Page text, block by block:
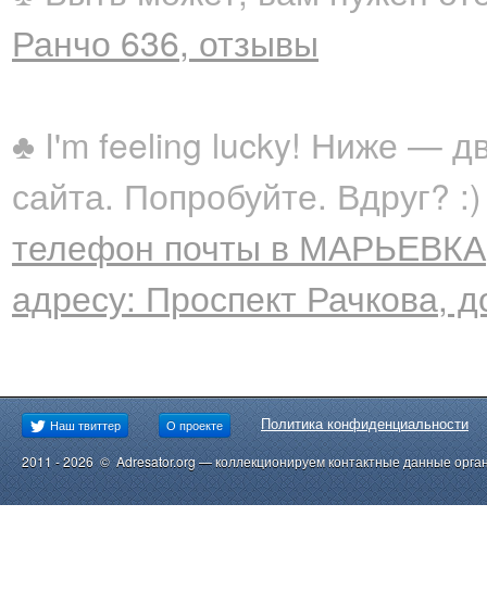
Ранчо 636, отзывы
♣ I'm feeling lucky! Ниже —
сайта. Попробуйте. Вдруг? :)
телефон почты в
адресу: Проспект Рачкова,
Наш твиттер О проекте Политика конфиденциальности
2011 - 2026 © Adresator.org — коллекционируем контактные данные